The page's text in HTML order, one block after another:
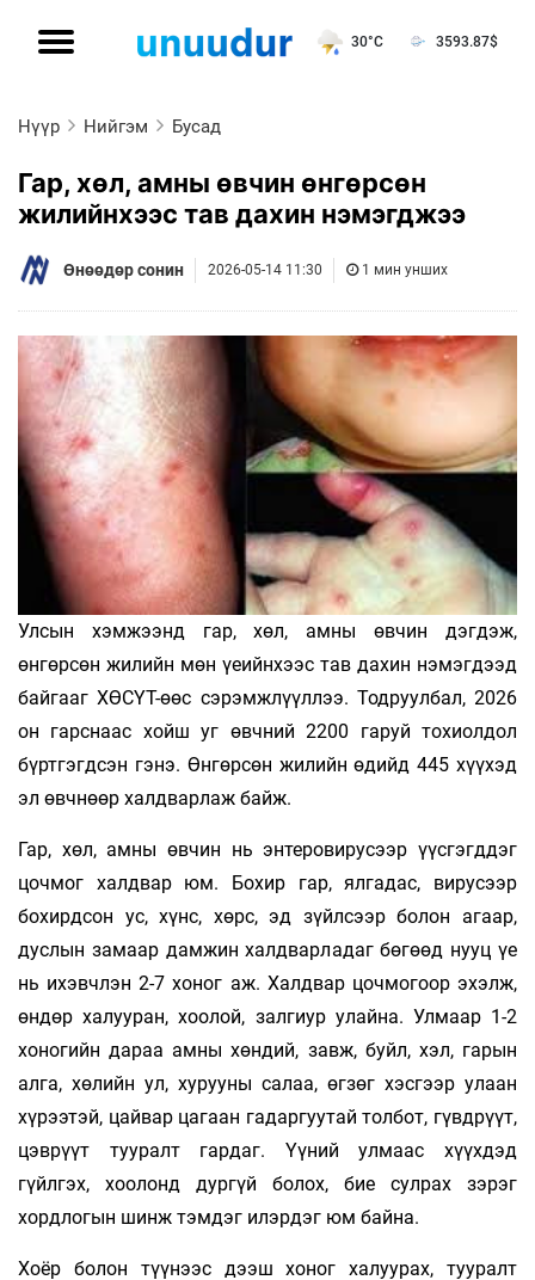
30°C 3593.87$
Нүүр Нийгэм Бусад
Гар, хөл, амны өвчин өнгөрсөн
жилийнхээс тав дахин нэмэгджээ
Өнөөдөр сонин 2026-05-14 11:30 1 мин унших
Улсын хэмжээнд гар, хөл, амны өвчин дэгдэж,
өнгөрсөн жилийн мөн үеийнхээс тав дахин нэмэгдээд
байгааг ХӨСҮТ-өөс сэрэмжлүүллээ. Тодруулбал, 2026
он гарснаас хойш уг өвчний 2200 гаруй тохиолдол
бүртгэгдсэн гэнэ. Өнгөрсөн жилийн өдийд 445 хүүхэд
эл өвчнөөр халдварлаж байж.
Гар, хөл, амны өвчин нь энтеровирусээр үүсгэгддэг
цочмог халдвар юм. Бохир гар, ялгадас, вирусээр
бохирдсон ус, хүнс, хөрс, эд зүйлсээр болон агаар,
дуслын замаар дамжин халдварладаг бөгөөд нууц үе
нь ихэвчлэн 2-7 хоног аж. Халдвар цочмогоор эхэлж,
өндөр халууран, хоолой, залгиур улайна. Улмаар 1-2
хоногийн дараа амны хөндий, завж, буйл, хэл, гарын
алга, хөлийн ул, хурууны салаа, өгзөг хэсгээр улаан
хүрээтэй, цайвар цагаан гадаргуутай толбот, гүвдрүүт,
цэврүүт тууралт гардаг. Үүний улмаас хүүхдэд
гүйлгэх, хоолонд дургүй болох, бие сулрах зэрэг
хордлогын шинж тэмдэг илэрдэг юм байна.
Хоёр болон түүнээс дээш хоног халуурах, тууралт